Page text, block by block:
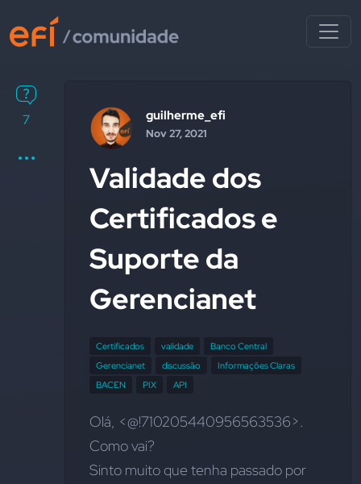
7 guilherme_efi
Nov 27, 2021
Validade dos
Certificados e
Suporte da
Gerencianet
Certificados validade
Banco Central
Gerencianet
discussão
Informações Claras
BACEN
PIX API
Olá, <@!710205440956563536>.
Como vai?
Sinto muito que tenha passado por